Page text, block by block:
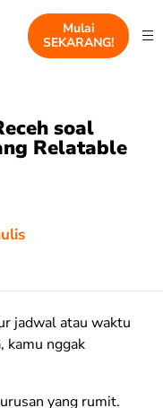
Mulai
SEKARANG!
soal
Relatable
jadwal atau waktu
kamu nggak
yang rumit.